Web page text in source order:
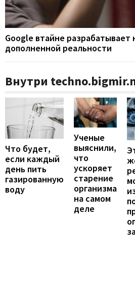
Google втайне разрабатывает
дополненной реальности
Внутри
Что будет,
если каждый
день пить
газированную
воду
Ученые
выяснили,
что
ускоряет
старение
организма
на самом
деле